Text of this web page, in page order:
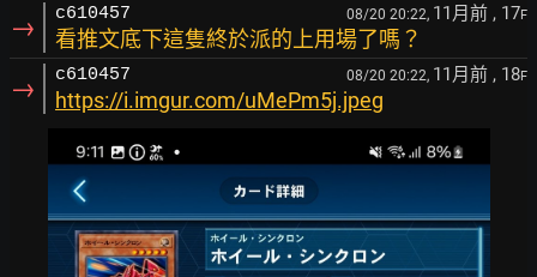
→ c610457 08/20 20:22, 11月前 , 17F
看推文底下這隻終於派的上用場了嗎？
→ c610457 08/20 20:22, 11月前 , 18F
https://i.imgur.com/uMePm5j.jpeg